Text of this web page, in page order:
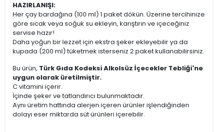
HAZIRLANIŞI:
Her çay bardağına (100 ml) 1 paket dökün. Üzerine tercihinize
göre sıcak veya soğuk su ekleyin, karıştırın ve içeceğiniz
servise hazır!
Daha yoğun bir lezzet için ekstra şeker ekleyebilir ya da
kupada (200 ml) tüketmek isterseniz 2 paket kullanabilirsiniz.
Bu ürün, Türk Gıda Kodeksi Alkolsüz İçecekler Tebliği'ne
uygun olarak üretilmiştir.
C vitamini içerir.
İçinde şeker ve tatlandırıcı bulunmaktadır.
Aynı üretim hattında alerjen içeren ürünler işlendiğinden
dolayı eser miktarda süt ürünleri içerebilir.